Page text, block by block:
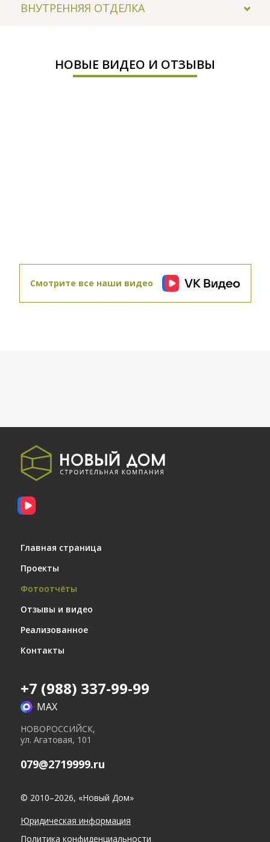
17.09.2024
17.09.2024
Фасадные работы
ВНУТРЕННЯЯ ОТДЕЛКА
17.02.2025
03.02.2025
Работы по монтажу плитки в санузле
НОВЫЕ ВИДЕО И ОТЗЫВЫ
Смотрите все наши видео
© 2010–2026, «Новый Дом»
Юридическая информация
Политика конфиденциальности
+7 (988) 337-99-99
MAX
НОВОРОССИЙСК,
ул. Агатовая, 101
079@2719999.ru
Главная страница
Проекты
Фотоотчёты
Отзывы и видео
Реализованное
Контакты